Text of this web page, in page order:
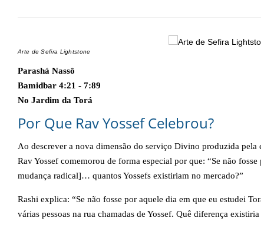
Arte de Sefira Lightstone
Parashá Nassô
Bamidbar 4:21 - 7:89
No Jardim da Torá
Por Que Rav Yossef Celebrou?
Ao descrever a nova dimensão do serviço Divino produzida pela
Rav Yossef comemorou de forma especial por que: “Se não
mudança radical]… quantos Yossefs existiriam no mercado?”
Rashi explica: “Se não fosse por aquele dia em que eu estudei
várias pessoas na rua chamadas de Yossef. Quê diferença existiria